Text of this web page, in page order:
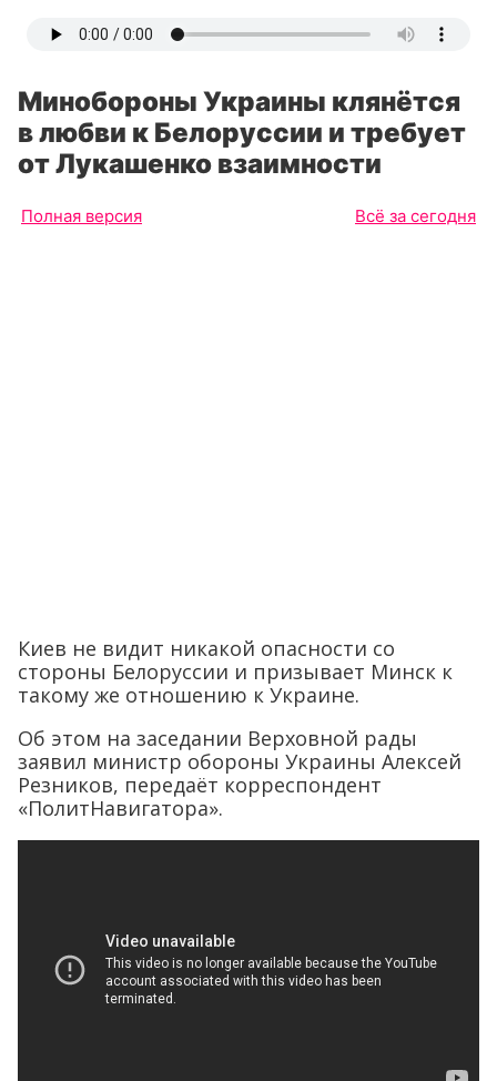
Минобороны Украины клянётся
в любви к Белоруссии и требует
от Лукашенко взаимности
Полная версия Всё за сегодня
Киев не видит никакой опасности со
стороны Белоруссии и призывает Минск к
такому же отношению к Украине.
Об этом на заседании Верховной рады
заявил министр обороны Украины Алексей
Резников, передаёт корреспондент
«ПолитНавигатора».